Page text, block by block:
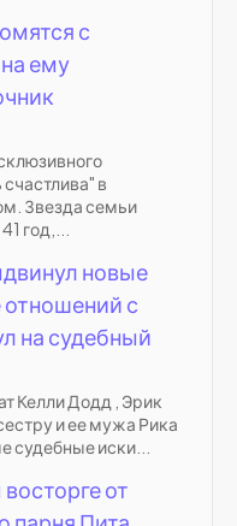
с
ему
в
Звезда семьи
год,...
новые
отношений с
на судебный
Келли Додд , Эрик
и ее мужа Рика
иски...
от